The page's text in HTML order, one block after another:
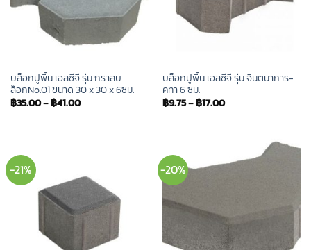
บล็อกปูพื้น เอสซีจี รุ่น กราสบ
ล็อกNo.01 ขนาด 30 x 30 x 6ซม.
฿35.00–฿41.00
บล็อกปูพื้น เอสซีจี รุ่น จินตนาการ-
คทา 6 ซม.
฿9.75–฿17.00
-21% -20%